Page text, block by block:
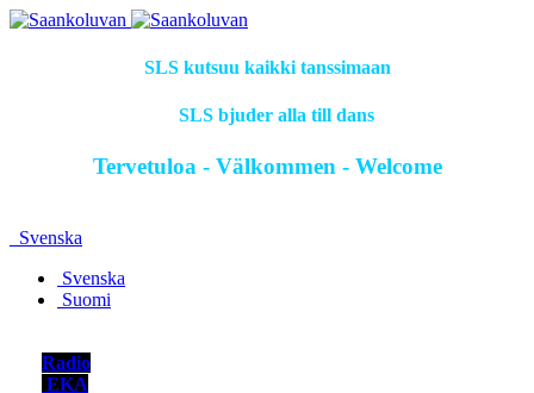
SLS kutsuu kaikki tanssimaan
SLS bjuder alla till dans
Tervetuloa - Välkommen - Welcome
Svenska
Svenska
Suomi
Radio
EKA